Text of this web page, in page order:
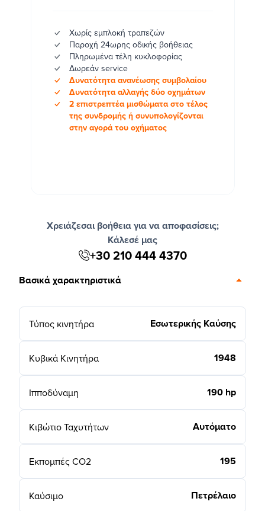
Χωρίς εμπλοκή τραπεζών
Παροχή 24ωρης οδικής βοήθειας
Πληρωμένα τέλη κυκλοφορίας
Δωρεάν service
Δυνατότητα ανανέωσης συμβολαίου
Δυνατότητα αλλαγής δύο οχημάτων
2 επιστρεπτέα μισθώματα στο τέλος
της συνδρομής ή συνυπολογίζονται
στην αγορά του οχήματος
Χρειάζεσαι βοήθεια για να αποφασίσεις;
Κάλεσέ μας
+30 210 444 4370
Βασικά χαρακτηριστικά
Τύπος κινητήρα Εσωτερικής Καύσης
Κυβικά Κινητήρα 1948
Ιπποδύναμη 190 hp
Κιβώτιο Ταχυτήτων Αυτόματο
Εκπομπές CO2 195
Καύσιμο Πετρέλαιο